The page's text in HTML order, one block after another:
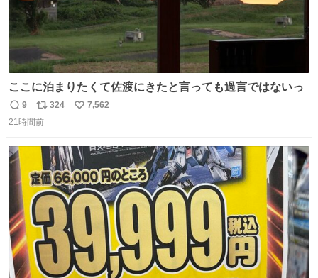
ここに泊まりたくて佐渡にきたと言っても過言ではないっ
返
信
9
リ
ポ
ト
数
324
い
数
7,562
21時間前